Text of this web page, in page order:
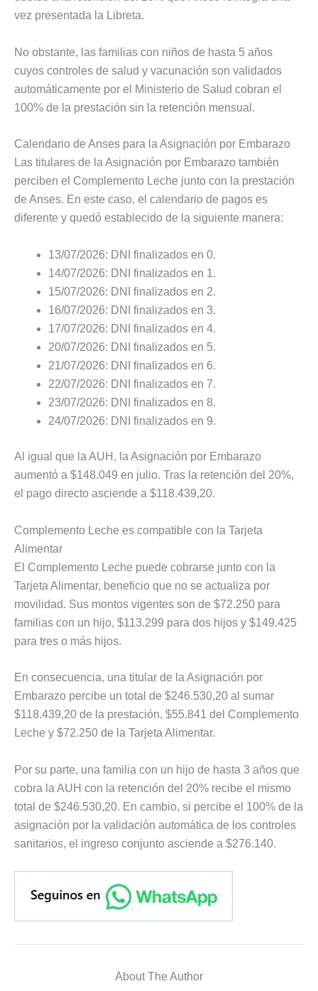
vez presentada la Libreta.
No obstante, las familias con niños de hasta 5 años
cuyos controles de salud y vacunación son validados
automáticamente por el Ministerio de Salud cobran el
100% de la prestación sin la retención mensual.
Calendario de Anses para la Asignación por Embarazo
Las titulares de la Asignación por Embarazo también
perciben el Complemento Leche junto con la prestación
de Anses. En este caso, el calendario de pagos es
diferente y quedó establecido de la siguiente manera:
13/07/2026: DNI finalizados en 0.
14/07/2026: DNI finalizados en 1.
15/07/2026: DNI finalizados en 2.
16/07/2026: DNI finalizados en 3.
17/07/2026: DNI finalizados en 4.
20/07/2026: DNI finalizados en 5.
21/07/2026: DNI finalizados en 6.
22/07/2026: DNI finalizados en 7.
23/07/2026: DNI finalizados en 8.
24/07/2026: DNI finalizados en 9.
Al igual que la AUH, la Asignación por Embarazo
aumentó a $148.049 en julio. Tras la retención del 20%,
el pago directo asciende a $118.439,20.
Complemento Leche es compatible con la Tarjeta
Alimentar
El Complemento Leche puede cobrarse junto con la
Tarjeta Alimentar, beneficio que no se actualiza por
movilidad. Sus montos vigentes son de $72.250 para
familias con un hijo, $113.299 para dos hijos y $149.425
para tres o más hijos.
En consecuencia, una titular de la Asignación por
Embarazo percibe un total de $246.530,20 al sumar
$118.439,20 de la prestación, $55.841 del Complemento
Leche y $72.250 de la Tarjeta Alimentar.
Por su parte, una familia con un hijo de hasta 3 años que
cobra la AUH con la retención del 20% recibe el mismo
total de $246.530,20. En cambio, si percibe el 100% de la
asignación por la validación automática de los controles
sanitarios, el ingreso conjunto asciende a $276.140.
About The Author